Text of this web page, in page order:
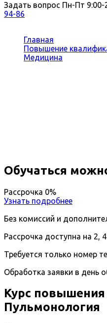
Задать вопрос Пн-Пт 9:00-
94-86
Главная
Повышение
Медицина
Обучаться
Рассрочка 0%
Узнать подробнее
Без комиссий и
Рассрочка доступна на 2,
Требуется только номер
Обработка заявки в день
Курс
Пульмонология